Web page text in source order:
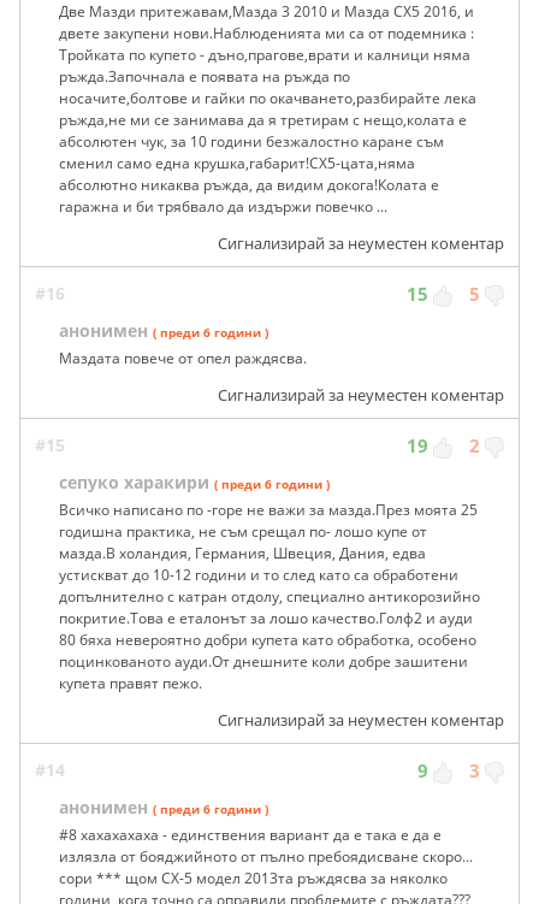
Две Мазди притежавам,Мазда 3 2010 и Мазда СХ5 2016, и
двете закупени нови.Наблюденията ми са от подемника :
Тройката по купето - дъно,прагове,врати и калници няма
ръжда.Започнала е появата на ръжда по
носачите,болтове и гайки по окачването,разбирайте лека
ръжда,не ми се занимава да я третирам с нещо,колата е
абсолютен чук, за 10 години безжалостно каране съм
сменил само една крушка,габарит!СХ5-цата,няма
абсолютно никаква ръжда, да видим докога!Колата е
гаражна и би трябвало да издържи повечко ...
Сигнализирай за неуместен коментар
#16 15 5
анонимен ( преди 6 години )
Mаздата повече от опел раждясва.
Сигнализирай за неуместен коментар
#15 19 2
сепуко харакири ( преди 6 години )
Всичко написано по -горе не важи за мазда.През моята 25
годишна практика, не съм срещал по- лошо купе от
мазда.В холандия, Германия, Швеция, Дания, едва
устискват до 10-12 години и то след като са обработени
допълнително с катран отдолу, специално антикорозийно
покритие.Това е еталонът за лошо качество.Голф2 и ауди
80 бяха невероятно добри купета като обработка, особено
поцинкованото ауди.От днешните коли добре зашитени
купета правят пежо.
Сигнализирай за неуместен коментар
#14 9 3
анонимен ( преди 6 години )
#8 хахахахаха - единствения вариант да е така е да е
излязла от бояджийното от пълно пребоядисване скоро...
сори *** щом CX-5 модел 2013та ръждясва за няколко